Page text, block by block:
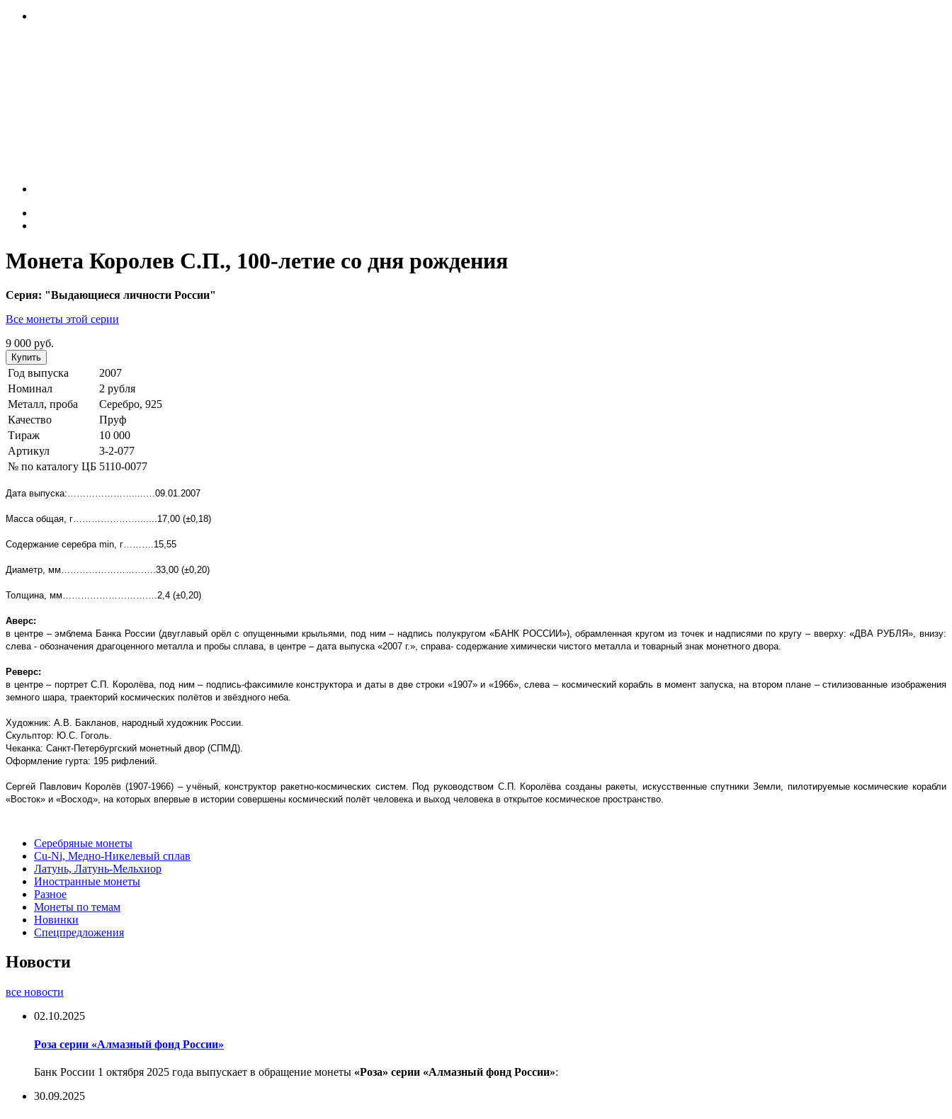
Монета Королев С.П., 100-летие со дня рождения
Серия: "Выдающиеся личности России"
Все монеты этой серии
9 000 руб.
Купить
Год выпуска
2007
Номинал
2 рубля
Металл, проба
Серебро, 925
Качество
Пруф
Тираж
10 000
Артикул
3-2-077
№ по каталогу ЦБ 5110-0077
Дата выпуска:………………….....…09.01.2007
Масса общая, г………………….......17,00 (±0,18)
Содержание серебра min, г……….15,55
Диаметр, мм………………………….33,00 (±0,20)
Толщина, мм………………………….2,4 (±0,20)
Аверс:
в центре – эмблема Банка России (двуглавый орёл с опущенными крыльями, под ним – надпись полукругом «БАНК РОССИИ»), обрамленная кругом из точек и надписями по кругу – вверху: «ДВА РУБЛЯ», внизу:
слева - обозначения драгоценного металла и пробы сплава, в центре – дата выпуска «2007 г.», справа- содержание химически чистого металла и товарный знак монетного двора.
Реверс:
в центре – портрет С.П. Королёва, под ним – подпись-факсимиле конструктора и даты в две строки «1907» и «1966», слева – космический корабль в момент запуска, на втором плане – стилизованные изображения
земного шара, траекторий космических полётов и звёздного неба.
Художник: А.В. Бакланов, народный художник России.
Скульптор: Ю.С. Гоголь.
Чеканка: Санкт-Петербургский монетный двор (СПМД).
Оформление гурта: 195 рифлений.
Сергей Павлович Королёв (1907-1966) – учёный, конструктор ракетно-космических систем. Под руководством С.П. Королёва созданы ракеты, искусственные спутники Земли, пилотируемые космические корабли
«Восток» и «Восход», на которых впервые в истории совершены космический полёт человека и выход человека в открытое космическое пространство.
Серебряные монеты
Cu-Ni, Медно-Никелевый сплав
Латунь, Латунь-Мельхиор
Иностранные монеты
Разное
Монеты по темам
Новинки
Спецпредложения
Новости
все новости
02.10.2025
Роза серии «Алмазный фонд России»
Банк России 1 октября 2025 года выпускает в обращение монеты «Роза» серии «Алмазный фонд России»:
30.09.2025